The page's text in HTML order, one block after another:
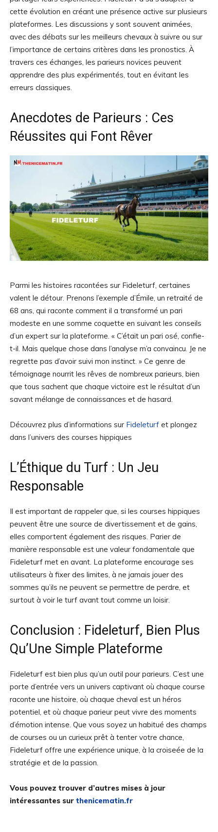
cette évolution en créant une présence active sur plusieurs
plateformes. Les discussions y sont souvent animées,
avec des débats sur les meilleurs chevaux à suivre ou sur
l’importance de certains critères dans les pronostics. À
travers ces échanges, les parieurs novices peuvent
apprendre des plus expérimentés, tout en évitant les
erreurs classiques.
Anecdotes de Parieurs : Ces
Réussites qui Font Rêver
Parmi les histoires racontées sur Fideleturf, certaines
valent le détour. Prenons l’exemple d’Émile, un retraité de
68 ans, qui raconte comment il a transformé un pari
modeste en une somme coquette en suivant les conseils
d’un expert sur la plateforme. « C’était un pari osé, confie-
t-il. Mais quelque chose dans l’analyse m’a convaincu. Je ne
regrette pas d’avoir suivi mon instinct. » Ce genre de
témoignage nourrit les rêves de nombreux parieurs, bien
que tous sachent que chaque victoire est le résultat d’un
savant mélange de connaissances et de hasard.
Découvrez plus d’informations sur Fideleturf et plongez
dans l’univers des courses hippiques
L’Éthique du Turf : Un Jeu
Responsable
Il est important de rappeler que, si les courses hippiques
peuvent être une source de divertissement et de gains,
elles comportent également des risques. Parier de
manière responsable est une valeur fondamentale que
Fideleturf met en avant. La plateforme encourage ses
utilisateurs à fixer des limites, à ne jamais jouer des
sommes qu’ils ne peuvent se permettre de perdre, et
surtout à voir le turf avant tout comme un loisir.
Conclusion : Fideleturf, Bien Plus
Qu’Une Simple Plateforme
Fideleturf est bien plus qu’un outil pour parieurs. C’est une
porte d’entrée vers un univers captivant où chaque course
raconte une histoire, où chaque cheval est un héros
potentiel, et où chaque parieur peut vivre des moments
d’émotion intense. Que vous soyez un habitué des champs
de courses ou un curieux prêt à tenter votre chance,
Fideleturf offre une expérience unique, à la croiseée de la
stratégie et de la passion.
Vous pouvez trouver d’autres mises à jour
intéressantes sur thenicematin.fr